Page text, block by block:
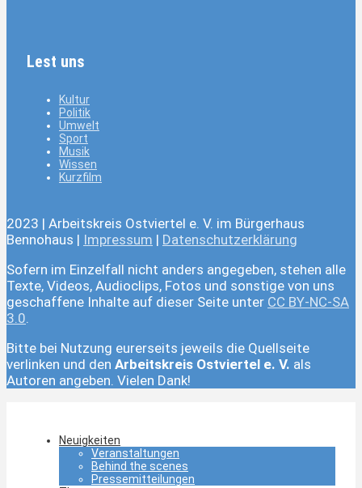
Lest uns
Kultur
Politik
Umwelt
Sport
Musik
Wissen
Kurzfilm
2023 | Arbeitskreis Ostviertel e. V. im Bürgerhaus
Bennohaus | Impressum | Datenschutzerklärung
Sofern im Einzelfall nicht anders angegeben, stehen alle
Texte, Videos, Audioclips, Fotos und sonstige von uns
geschaffene Inhalte auf dieser Seite unter CC BY-NC-SA
3.0.
Bitte bei Nutzung eurerseits jeweils die Quellseite
verlinken und den Arbeitskreis Ostviertel e. V. als
Autoren angeben. Vielen Dank!
Neuigkeiten
Veranstaltungen
Behind the scenes
Pressemitteilungen